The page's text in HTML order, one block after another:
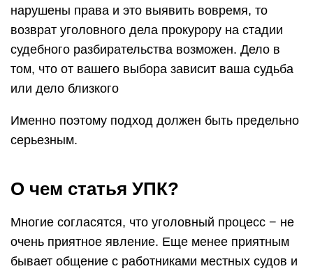
нарушены права и это выявить вовремя, то
возврат уголовного дела прокурору на стадии
судебного разбирательства возможен. Дело в
том, что от вашего выбора зависит ваша судьба
или дело близкого
Именно поэтому подход должен быть предельно
серьезным.
О чем статья УПК?
Многие согласятся, что уголовный процесс − не
очень приятное явление. Еще менее приятным
бывает общение с работниками местных судов и